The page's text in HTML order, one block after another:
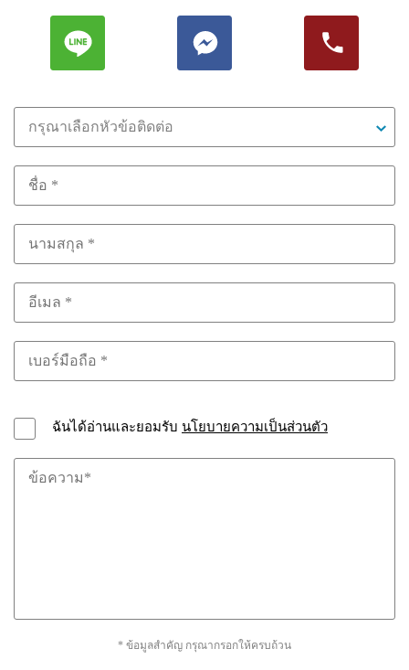
กรุณาเลือกหัวข้อติดต่อ
ฉันได้อ่านและยอมรับ นโยบายความเป็นส่วนตัว
* ข้อมูลสำคัญ กรุณากรอกให้ครบถ้วน